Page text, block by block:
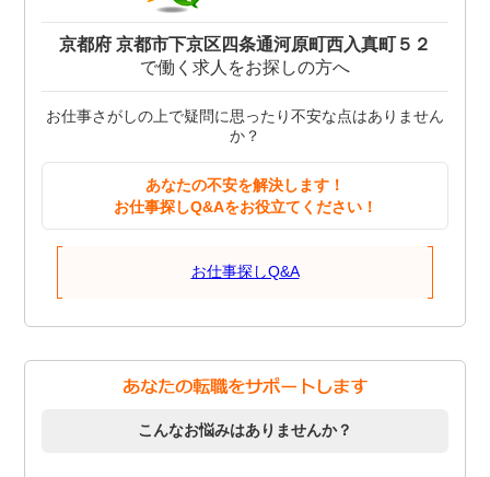
京都府 京都市下京区四条通河原町西入真町５２
で働く求人をお探しの方へ
お仕事さがしの上で疑問に思ったり不安な点はありません
か？
あなたの不安を解決します！
お仕事探しQ&Aをお役立てください！
お仕事探しQ&A
こんなお悩みはありませんか？